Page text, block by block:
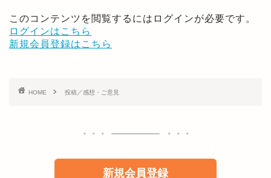
このコンテンツを閲覧するにはログインが必要です。
ログインはこちら
新規会員登録はこちら
HOME 投稿／感想・ご意見
新規会員登録